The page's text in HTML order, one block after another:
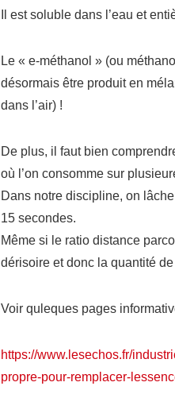
Il est soluble dans l’eau et
Le « e-méthanol » (ou
désormais être produit en
dans l’air) !
De plus, il faut bien
où l’on consomme sur
Dans notre discipline, on
15 secondes.
Même si le ratio distance
dérisoire et donc la quantité
Voir quleques pages
https://www.lesechos.fr/
propre-pour-remplacer-